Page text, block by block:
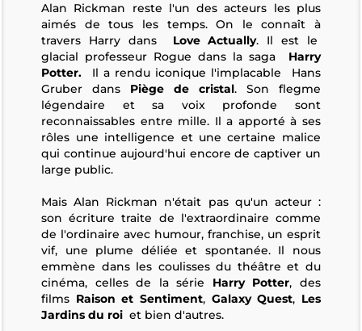
Alan Rickman reste l'un des acteurs les plus
aimés de tous les temps. On le connaît à
travers Harry dans Love Actually. Il est le
glacial professeur Rogue dans la saga Harry
Potter. Il a rendu iconique l'implacable Hans
Gruber dans Piège de cristal. Son flegme
légendaire et sa voix profonde sont
reconnaissables entre mille. Il a apporté à ses
rôles une intelligence et une certaine malice
qui continue aujourd'hui encore de captiver un
large public.
Mais Alan Rickman n'était pas qu'un acteur :
son écriture traite de l'extraordinaire comme
de l'ordinaire avec humour, franchise, un esprit
vif, une plume déliée et spontanée. Il nous
emmène dans les coulisses du théâtre et du
cinéma, celles de la série Harry Potter, des
films Raison et Sentiment, Galaxy Quest, Les
Jardins du roi et bien d'autres.